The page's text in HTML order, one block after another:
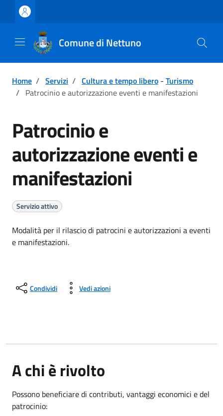
Vai ai contenuti
Vai al footer
Comune di Nettuno
Home / Servizi / Cultura e tempo libero - Turismo
/ Patrocinio e autorizzazione eventi e manifestazioni
Patrocinio e
autorizzazione eventi e
manifestazioni
Servizio attivo
Modalità per il rilascio di patrocini e autorizzazioni a eventi
e manifestazioni.
Condividi Vedi azioni
A chi è rivolto
Possono beneficiare di contributi, vantaggi economici e del
patrocinio: